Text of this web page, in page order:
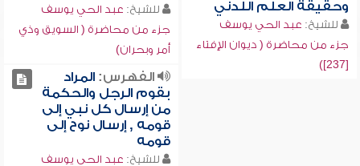
وحقيقة العلم اللدني
للشيخ: عبد الحي يوسف
جزء من محاضرة ( ديوان الإفتاء
[237])
للشيخ: عبد الحي يوسف
جزء من محاضرة ( السويق وذي
أمر وبحران)
الفهرس:المراد
بقوم الرجل والحكمة
من إرسال كل نبي إلى
قومه , إرسال نوح إلى
قومه
للشيخ: عبد الحي يوسف